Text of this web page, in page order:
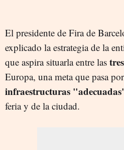
El presidente de Fira de
explicado la estrategia de la
que aspira situarla entre las
Europa, una meta que pasa
infraestructuras
feria y de la ciudad.